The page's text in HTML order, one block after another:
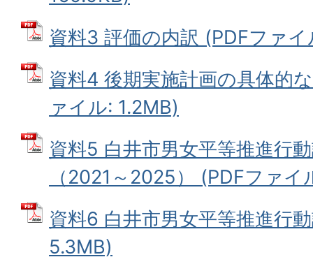
資料3 評価の内訳 (PDFファ
資料4 後期実施計画の具体的
ァイル: 1.2MB)
資料5 白井市男女平等推進行
（2021～2025） (PDFファイ
資料6 白井市男女平等推進行
5.3MB)